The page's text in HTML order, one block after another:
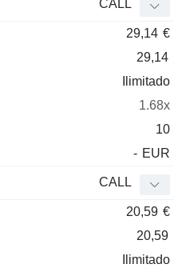
CALL
29,14 €
29,14
Ilimitado
1.68x
10
- EUR
CALL
20,59 €
20,59
Ilimitado